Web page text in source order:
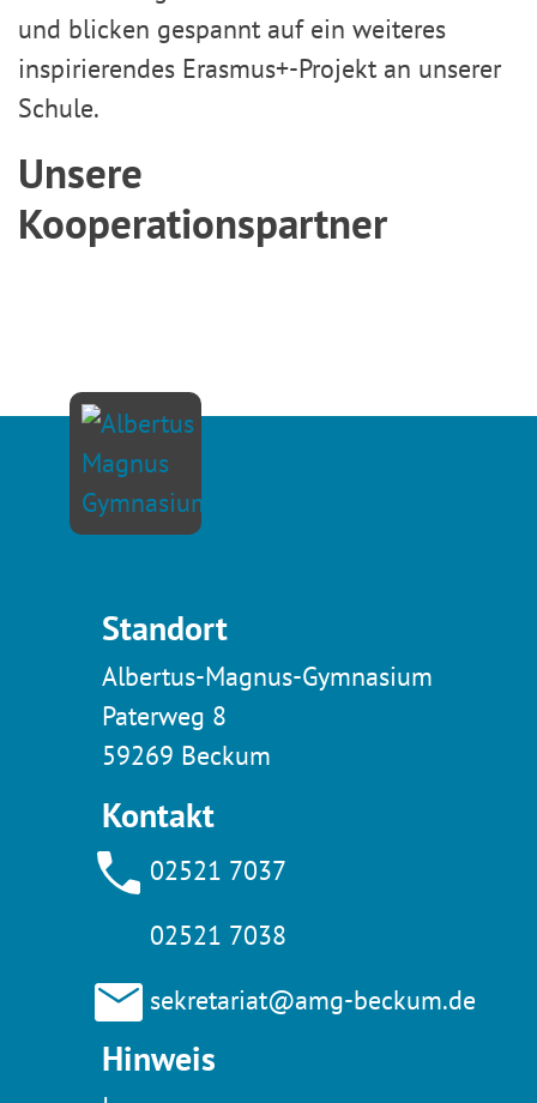
und blicken gespannt auf ein weiteres
inspirierendes Erasmus+-Projekt an unserer
Schule.
Unsere
Kooperationspartner
Standort
Albertus-Magnus-Gymnasium
Paterweg 8
59269 Beckum
Kontakt
02521 7037
02521 7038
sekretariat@amg-beckum.de
Hinweis